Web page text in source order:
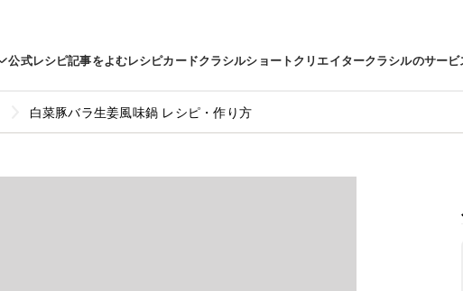
公式レシピ記事をよむレシピカードクラシルショートクリエイタークラシルのサービ
白菜豚バラ生姜風味鍋 レシピ・作り方